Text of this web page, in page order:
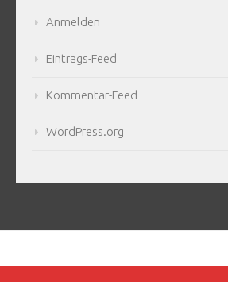
Anmelden
Eintrags-Feed
Kommentar-Feed
WordPress.org